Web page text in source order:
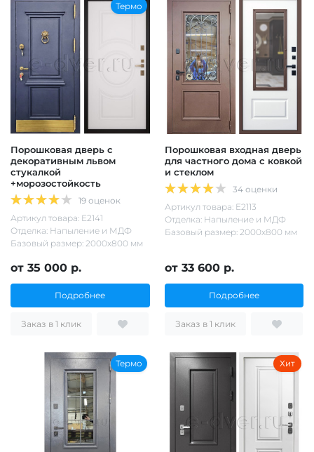
Термо
Порошковая дверь с
декоративным львом
стукалкой
+морозостойкость
19 оценок
Артикул товара: Е2141
Отделка: Напыление и МДФ
Базовый размер: 2000х800 мм
от 35 000 р.
Подробнее
Заказ в 1 клик
Порошковая входная дверь
для частного дома с ковкой
и стеклом
34 оценки
Артикул товара: Е2113
Отделка: Напыление и МДФ
Базовый размер: 2000х800 мм
от 33 600 р.
Подробнее
Заказ в 1 клик
Термо Хит